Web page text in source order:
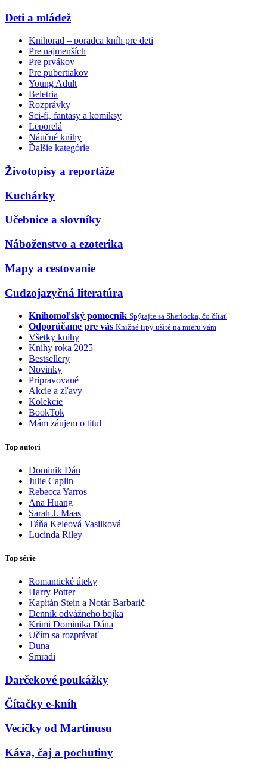
Deti a mládež
Knihorad – poradca kníh pre deti
Pre najmenších
Pre prvákov
Pre pubertiakov
Young Adult
Beletria
Rozprávky
Sci-fi, fantasy a komiksy
Leporelá
Náučné knihy
Ďalšie kategórie
Životopisy a reportáže
Kuchárky
Učebnice a slovníky
Náboženstvo a ezoterika
Mapy a cestovanie
Cudzojazyčná literatúra
Knihomoľský pomocník Spýtajte sa Sherlocka, čo čítať
Odporúčame pre vás Knižné tipy ušité na mieru vám
Všetky knihy
Knihy roka 2025
Bestsellery
Novinky
Pripravované
Akcie a zľavy
Kolekcie
BookTok
Mám záujem o titul
Top autori
Dominik Dán
Julie Caplin
Rebecca Yarros
Ana Huang
Sarah J. Maas
Táňa Keleová Vasilková
Lucinda Riley
Top série
Romantické úteky
Harry Potter
Kapitán Stein a Notár Barbarič
Denník odvážneho bojka
Krimi Dominika Dána
Učím sa rozprávať
Duna
Smradi
Darčekové poukážky
Čítačky e-kníh
Vecičky od Martinusu
Káva, čaj a pochutiny